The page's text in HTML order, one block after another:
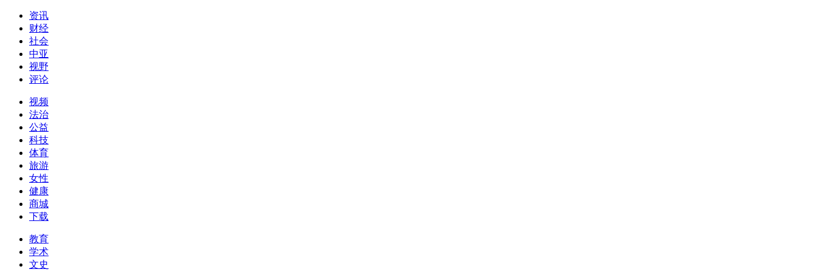
资讯
财经
社会
中亚
视野
评论
视频
法治
公益
科技
体育
旅游
女性
健康
商城
下载
教育
学术
文史